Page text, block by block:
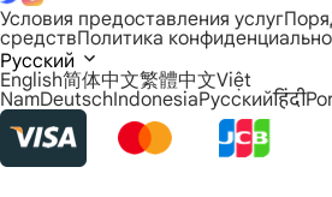
Условия предоставления услуг
средствПолитика
Русский
English简体中文繁體中文Việt
NamDeutschIndonesiaРусскийहिंदी